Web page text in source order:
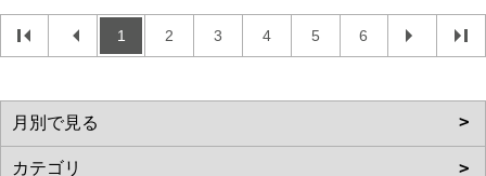
1 2 3 4 5 6